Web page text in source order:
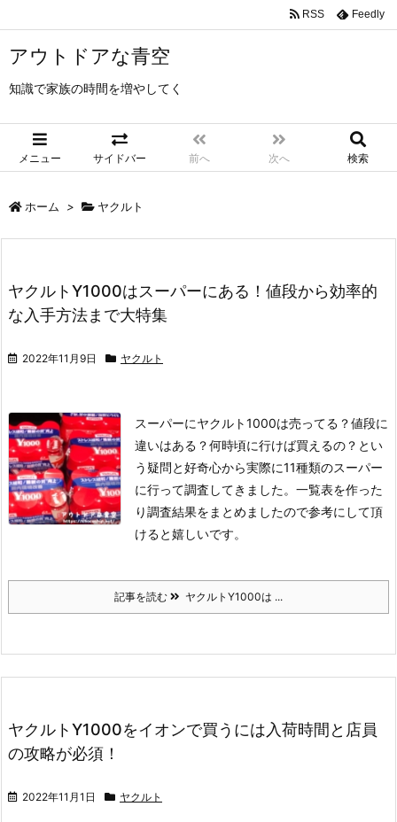
アウトドアな青空
知識で家族の時間を増やしてく
メニュー サイドバー 前へ 次へ 検索
RSS Feedly
ホーム > ヤクルト
ヤクルトY1000はスーパーにある！値段から効率的
な入手方法まで大特集
2022年11月9日 ヤクルト
スーパーにヤクルト1000は売ってる？値段に
違いはある？何時頃に行けば買えるの？とい
う疑問と好奇心から実際に11種類のスーパー
に行って調査してきました。一覧表を作った
り調査結果をまとめましたので参考にして頂
けると嬉しいです。
記事を読む ヤクルトY1000は ...
ヤクルトY1000をイオンで買うには入荷時間と店員
の攻略が必須！
2022年11月1日 ヤクルト